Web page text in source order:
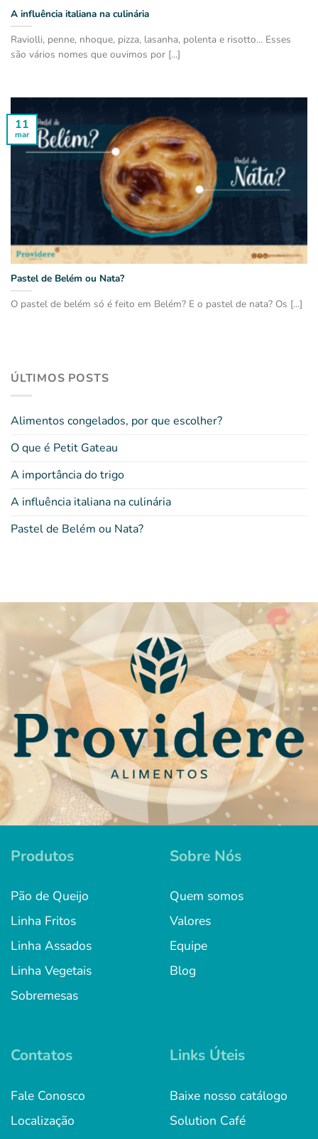
A influência italiana na culinária
Raviolli, penne, nhoque, pizza, lasanha, polenta e risotto… Esses
são vários nomes que ouvimos por [...]
Pastel de Belém ou Nata?
O pastel de belém só é feito em Belém? E o pastel de nata? Os [...]
11
mar
ÚLTIMOS POSTS
Alimentos congelados, por que escolher?
O que é Petit Gateau
A importância do trigo
A influência italiana na culinária
Pastel de Belém ou Nata?
Produtos
Pão de Queijo
Linha Fritos
Linha Assados
Linha Vegetais
Sobremesas
Sobre Nós
Quem somos
Valores
Equipe
Blog
Contatos
Fale Conosco
Localização
Links Úteis
Baixe nosso catálogo
Solution Café